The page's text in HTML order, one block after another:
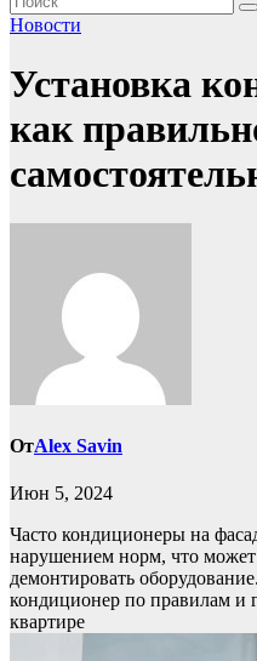
Новости
Установка
как
ОтAlex Savin
Июн 5, 2024
Часто кондиционеры на
нарушением норм, что
демонтировать
кондиционер по правилам и
квартире